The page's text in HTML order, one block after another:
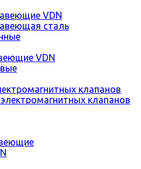
VDN
сталь
VDN
клапанов
клапанов